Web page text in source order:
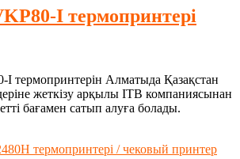
I термопринтері
I термопринтерін Алматыда Қазақстан
жеткізу арқылы ITB компаниясынан
бағамен сатып алуға болады.